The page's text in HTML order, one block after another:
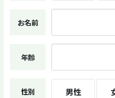
お名前
年齢
性別 男性